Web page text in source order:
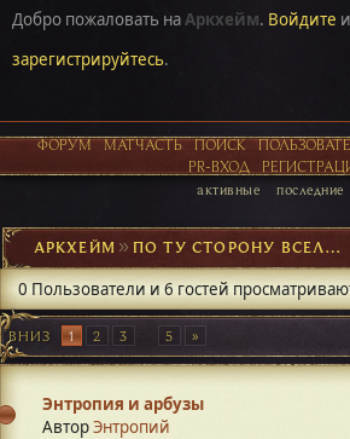
Добро пожаловать наАркхейм. Войдите
зарегистрируйтесь.
ФОРУМ МАТЧАСТЬ ПОИСК
PR-ВХОД
активные последние
АРКХЕЙМ ► ПО ТУ СТОРОНУ ВСЕЛЕННОЙ
0 Пользователи и 6 гостей
ВНИЗ 1 2 3 5
Энтропия и арбузы
АвторЭнтропий